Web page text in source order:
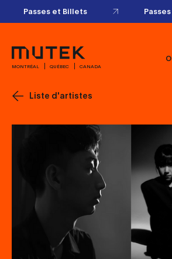
Passes et Billets
MONTRÉAL QUÉBEC CANADA
Liste d'artistes